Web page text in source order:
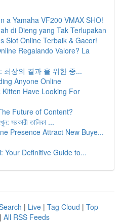
a Yamaha VF200 VMAX SHO!
di Dieng yang Tak Terlupakan
Slot Online Terbaik & Gacor!
Regalando Valore? La
최상의 결과 을 위한 중...
Anyone Online
Have Looking For
Future of Content?
সরকারী তালিকা ...
Presence Attract New Buye...
Your Definitive Guide to...
| Live | Tag Cloud | Top
| All RSS Feeds